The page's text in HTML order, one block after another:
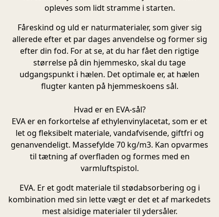
opleves som lidt stramme i starten.
Fåreskind og uld er naturmaterialer, som giver sig
allerede efter et par dages anvendelse og former sig
efter din fod. For at se, at du har fået den rigtige
størrelse på din hjemmesko, skal du tage
udgangspunkt i hælen. Det optimale er, at hælen
flugter kanten på hjemmeskoens sål.
Hvad er en EVA-sål?
EVAer en forkortelse af ethylenvinylacetat, som er et
let og fleksibelt materiale, vandafvisende, giftfri og
genanvendeligt. Massefylde 70 kg/m3. Kan opvarmes
til tætning af overfladen og formes med en
varmluftspistol.
EVA. Er et godt materiale til stødabsorbering og i
kombination med sin lette vægt er det et af markedets
mest alsidige materialer til ydersåler.